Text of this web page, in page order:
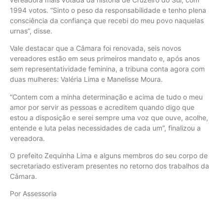
1994 votos. “Sinto o peso da responsabilidade e tenho plena
consciência da confiança que recebi do meu povo naquelas
urnas”, disse.
Vale destacar que a Câmara foi renovada, seis novos
vereadores estão em seus primeiros mandato e, após anos
sem representatividade feminina, a tribuna conta agora com
duas mulheres: Valéria Lima e Manelisse Moura.
“Contem com a minha determinação e acima de tudo o meu
amor por servir as pessoas e acreditem quando digo que
estou a disposição e serei sempre uma voz que ouve, acolhe,
entende e luta pelas necessidades de cada um”, finalizou a
vereadora.
O prefeito Zequinha Lima e alguns membros do seu corpo de
secretariado estiveram presentes no retorno dos trabalhos da
Câmara.
Por Assessoria